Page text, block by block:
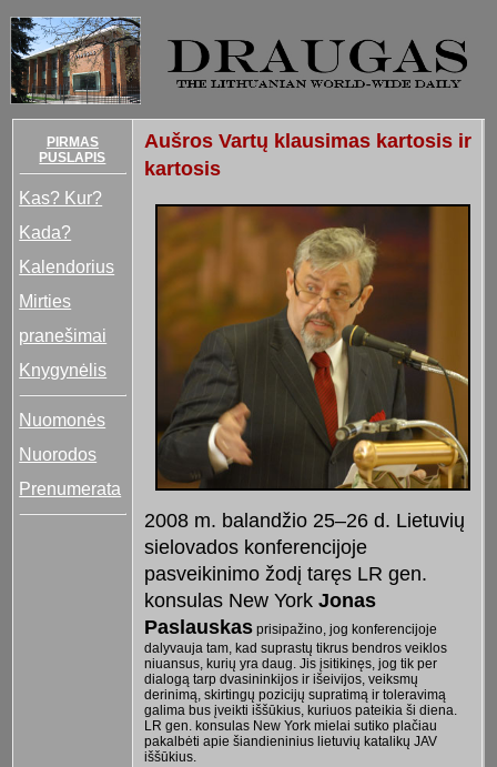
PIRMAS
PUSLAPIS
Kas? Kur?
Kada?
Kalendorius
Mirties
pranešimai
Knygynėlis
Nuomonės
Nuorodos
Prenumerata
Aušros Vartų klausimas kartosis ir
kartosis
2008 m. balandžio 25–26 d. Lietuvių
sielovados konferencijoje
pasveikinimo žodį taręs LR gen.
konsulas New York Jonas
Paslauskasprisipažino, jog konferencijoje
dalyvauja tam, kad suprastų tikrus bendros veiklos
niuansus, kurių yra daug. Jis įsitikinęs, jog tik per
dialogą tarp dvasininkijos ir išeivijos, veiksmų
derinimą, skirtingų pozicijų supratimą ir toleravimą
galima bus įveikti iššūkius, kuriuos pateikia ši diena.
LR gen. konsulas New York mielai sutiko plačiau
pakalbėti apie šiandieninius lietuvių katalikų JAV
iššūkius.